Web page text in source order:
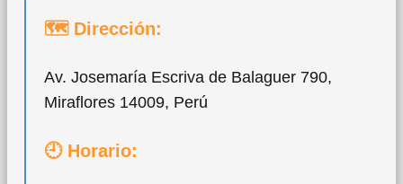
🗺 Dirección:
Av. Josemaría Escriva de Balaguer 790,
Miraflores 14009, Perú
🕘 Horario: